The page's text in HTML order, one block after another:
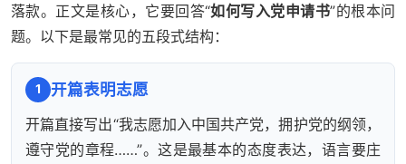
落款。正文是核心，它要回答“如何写入党申请书”的根本问
题。以下是最常见的五段式结构：
1 开篇表明志愿
开篇直接写出“我志愿加入中国共产党，拥护党的纲领，
遵守党的章程……”。这是最基本的态度表达，语言要庄